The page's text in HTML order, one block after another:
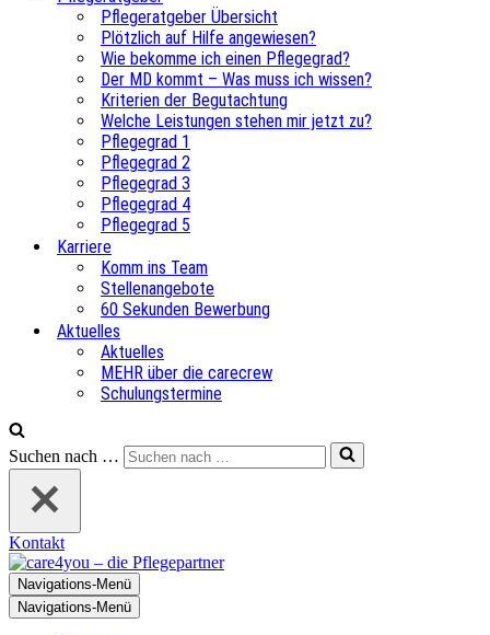
Pflegeratgeber Übersicht
Plötzlich auf Hilfe angewiesen?
Wie bekomme ich einen Pflegegrad?
Der MD kommt – Was muss ich wissen?
Kriterien der Begutachtung
Welche Leistungen stehen mir jetzt zu?
Pflegegrad 1
Pflegegrad 2
Pflegegrad 3
Pflegegrad 4
Pflegegrad 5
Karriere
Komm ins Team
Stellenangebote
60 Sekunden Bewerbung
Aktuelles
Aktuelles
MEHR über die carecrew
Schulungstermine
Suchen nach …
Kontakt
Navigations-Menü
Navigations-Menü